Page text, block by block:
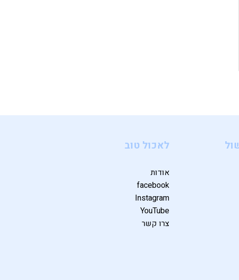
לאכול טוב
אודות
facebook
Instagram
YouTube
צרו קשר